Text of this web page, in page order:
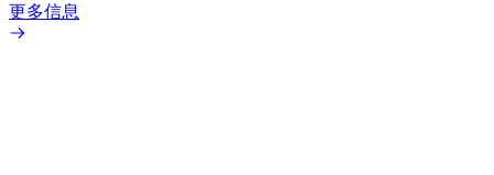
更多信息